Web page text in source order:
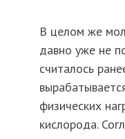
В целом же
давно уже не
считалось
физических
кислорода.